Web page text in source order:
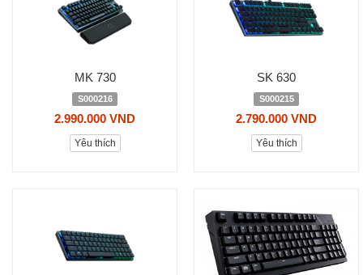
MK 730
S000216
2.990.000 VND
Yêu thích
SK 630
S000215
2.790.000 VND
Yêu thích